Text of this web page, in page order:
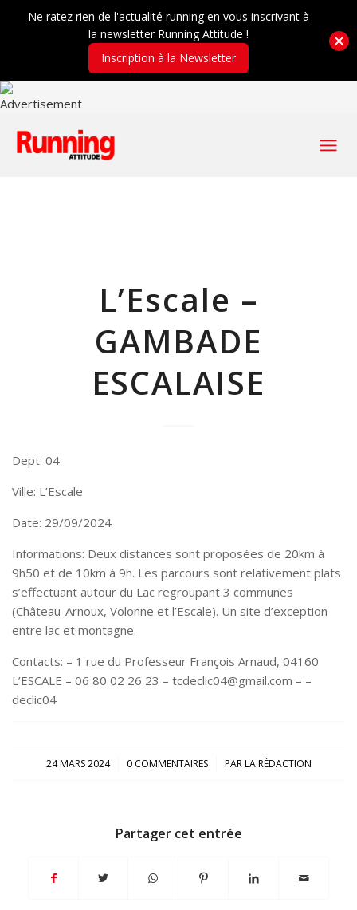
L’Escale –
GAMBADE
ESCALAISE
Dept: 04
Ville: L’Escale
Date: 29/09/2024
Informations: Deux distances sont proposées de 20km à
9h50 et de 10km à 9h. Les parcours sont relativement plats
s’effectuant autour du Lac regroupant 3 communes
(Château-Arnoux, Volonne et l’Escale). Un site d’exception
entre lac et montagne.
Contacts: – 1 rue du Professeur François Arnaud, 04160
L’ESCALE – 06 80 02 26 23 – tcdeclic04@gmail.com – –
declic04
24 MARS 2024
/ 0 COMMENTAIRES
/ PARLA RÉDACTION
Partager cet entrée
Ne ratez rien de l'actualité running en vous inscrivant à
la newsletter Running Attitude !
Inscription à la Newsletter